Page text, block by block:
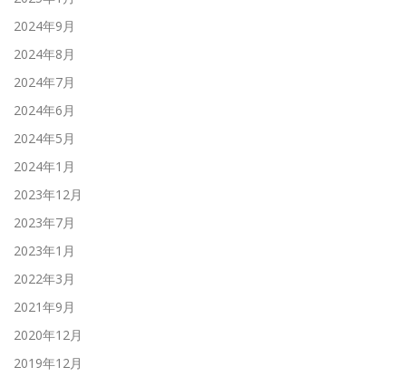
2024年9月
2024年8月
2024年7月
2024年6月
2024年5月
2024年1月
2023年12月
2023年7月
2023年1月
2022年3月
2021年9月
2020年12月
2019年12月